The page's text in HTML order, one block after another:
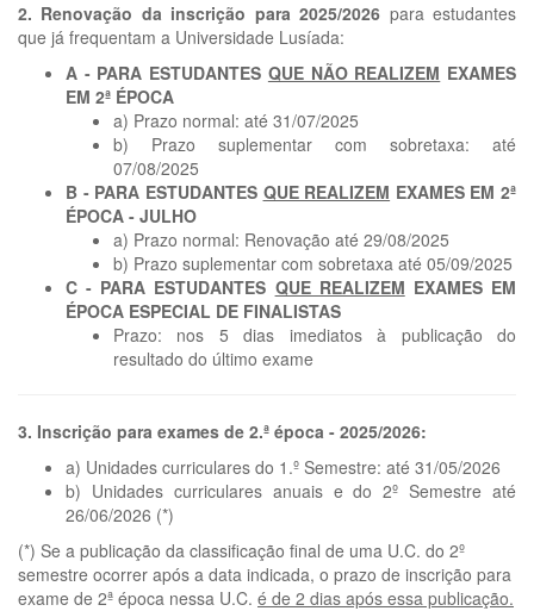
2. Renovação da inscrição para 2025/2026 para estudantes
que já frequentam a Universidade Lusíada:
A - PARA ESTUDANTES QUE NÃO REALIZEM EXAMES
EM 2ª ÉPOCA
a) Prazo normal: até 31/07/2025
b) Prazo suplementar com sobretaxa: até
07/08/2025
B - PARA ESTUDANTES QUE REALIZEM EXAMES EM 2ª
ÉPOCA - JULHO
a) Prazo normal: Renovação até 29/08/2025
b) Prazo suplementar com sobretaxa até 05/09/2025
C - PARA ESTUDANTES QUE REALIZEM EXAMES EM
ÉPOCA ESPECIAL DE FINALISTAS
Prazo: nos 5 dias imediatos à publicação do
resultado do último exame
3. Inscrição para exames de 2.ª época - 2025/2026:
a) Unidades curriculares do 1.º Semestre: até 31/05/2026
b) Unidades curriculares anuais e do 2º Semestre até
26/06/2026 (*)
(*) Se a publicação da classificação final de uma U.C. do 2º
semestre ocorrer após a data indicada, o prazo de inscrição para
exame de 2ª época nessa U.C. é de 2 dias após essa publicação.